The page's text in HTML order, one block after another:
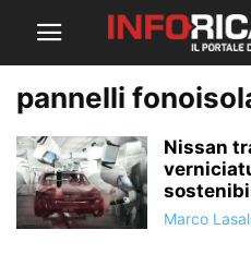
pannelli
Nissan
Marco